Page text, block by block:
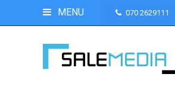
MENU 070 2629111